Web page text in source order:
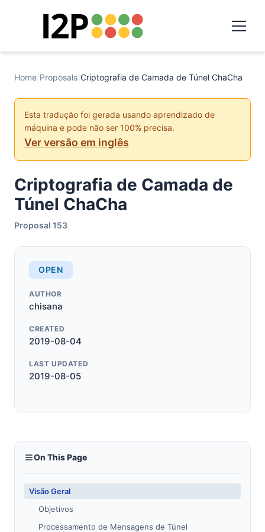
Home/Proposals/Criptografia de Camada de Túnel ChaCha
Esta tradução foi gerada usando aprendizado de
máquina e pode não ser 100% precisa.
Ver versão em inglês
Criptografia de Camada de
Túnel ChaCha
Proposal 153
OPEN
AUTHOR
chisana
CREATED
2019-08-04
LAST UPDATED
2019-08-05
On This Page
Visão Geral
Objetivos
Processamento de Mensagens de Túnel